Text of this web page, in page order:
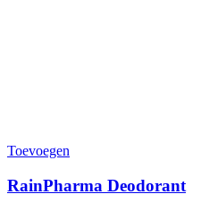
Toevoegen
RainPharma Deodorant